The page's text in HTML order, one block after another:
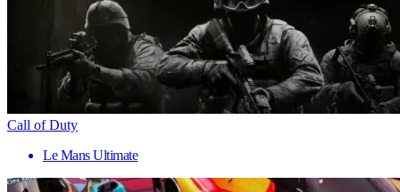
Call of Duty
Le Mans Ultimate